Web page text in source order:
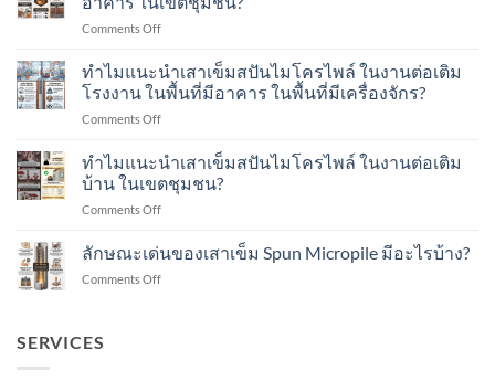
น้ำ
หนัก
Dynamic
Load
ทำ
อย่างไร?
Comments Offon
แนะนำ
เสา
เข็ม
ส
ไมโคร
ไพล์
เติม
ทำไมแนะนำเสาเข็มสปันไมโครไพล์ ในงานต่อเติม
โรงงาน ในพื้นที่มีอาคาร ในพื้นที่มีเครื่องจักร?
Comments Offon
แนะนำ
เสา
เข็ม
ส
ไมโคร
ทำไมแนะนำเสาเข็มสปันไมโครไพล์ ในงานต่อเติม
บ้าน ในเขตชุมชน?
Comments Offon
เสา
เข็ม
ลักษณะเด่นของเสาเข็ม Spun Micropile มีอะไรบ้าง?
Comments Offon
SERVICES